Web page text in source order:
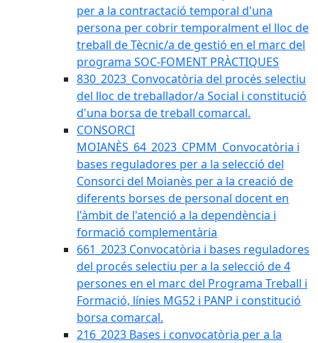
per a la contractació temporal d'una
persona per cobrir temporalment el lloc de
treball de Tècnic/a de gestió en el marc del
programa SOC-FOMENT PRÀCTIQUES
830_2023_Convocatòria del procés selectiu
del lloc de treballador/a Social i constitució
d'una borsa de treball comarcal.
CONSORCI
MOIANÈS_64_2023_CPMM_Convocatòria i
bases reguladores per a la selecció del
Consorci del Moianès per a la creació de
diferents borses de personal docent en
l'àmbit de l'atenció a la dependència i
formació complementària
661_2023 Convocatòria i bases reguladores
del procés selectiu per a la selecció de 4
persones en el marc del Programa Treball i
Formació, línies MG52 i PANP i constitució
borsa comarcal.
216_2023 Bases i convocatòria per a la